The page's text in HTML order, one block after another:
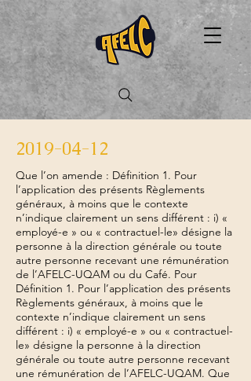
2019-04-12
Que l’on amende : Définition 1. Pour
l’application des présents Règlements
généraux, à moins que le contexte
n’indique clairement un sens différent : i) «
employé-e » ou « contractuel-le» désigne la
personne à la direction générale ou toute
autre personne recevant une rémunération
de l’AFELC-UQAM ou du Café. Pour
Définition 1. Pour l’application des présents
Règlements généraux, à moins que le
contexte n’indique clairement un sens
différent : i) « employé-e » ou « contractuel-
le» désigne la personne à la direction
générale ou toute autre personne recevant
une rémunération de l’AFELC-UQAM. Que